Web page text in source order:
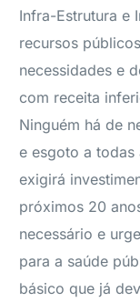
Infra-Estrutura e
recursos
necessidades e
com receita
Ninguém há de
e esgoto a
exigirá
próximos 20
necessário e
para a saúde
básico que já